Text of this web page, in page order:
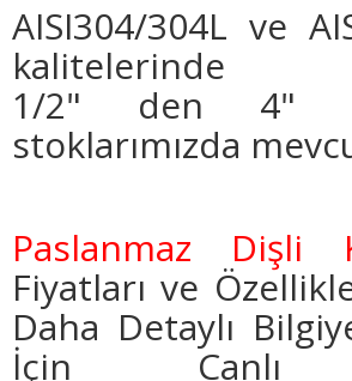
AISI304/304L ve
kalitelerinde
1/2" den 4"
stoklarımızda
Paslanmaz Dişli
Fiyatları ve
Daha Detaylı
İçin Canlı